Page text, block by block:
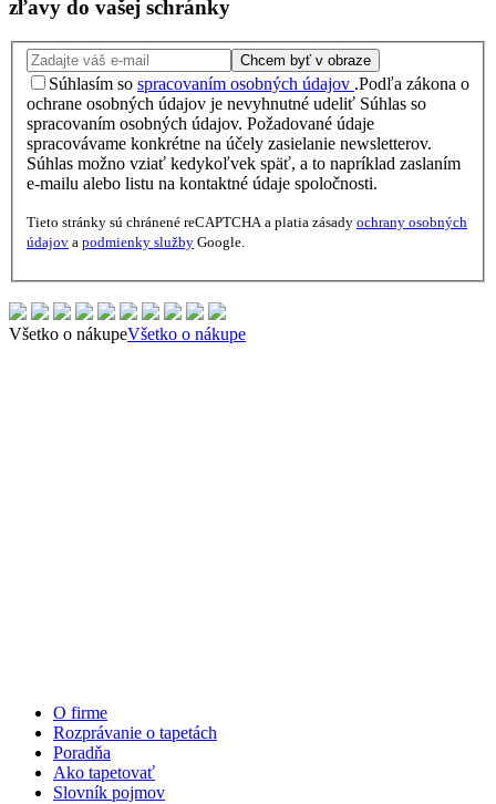
zľavy do vašej schránky
Chcem byť v obraze
Súhlasím so spracovaním osobných údajov .Podľa zákona o
ochrane osobných údajov je nevyhnutné udeliť Súhlas so
spracovaním osobných údajov. Požadované údaje
spracovávame konkrétne na účely zasielanie newsletterov.
Súhlas možno vziať kedykoľvek späť, a to napríklad zaslaním
e-mailu alebo listu na kontaktné údaje spoločnosti.
Tieto stránky sú chránené reCAPTCHA a platia zásady ochrany osobných
údajov a podmienky služby Google.
Všetko o nákupeVšetko o nákupe
O firme
Rozprávanie o tapetách
Poradňa
Ako tapetovať
Slovník pojmov